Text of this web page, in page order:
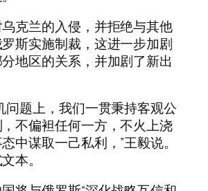
克兰的入侵，并拒绝与其他
斯实施制裁，这进一步加剧
地区的关系，并加剧了新出
问题上，我们一贯秉持客观公
不偏袒任何一方，不火上浇
中谋取一己私利，”王毅说。
本。